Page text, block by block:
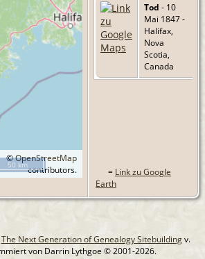
©OpenStreetMap
contributors.
50 km
Tod - 10
Mai 1847 -
Halifax,
Nova
Scotia,
Canada
= Link zu Google
Earth
The Next Generation of Genealogy Sitebuildingv.
von Darrin Lythgoe © 2001-2026.